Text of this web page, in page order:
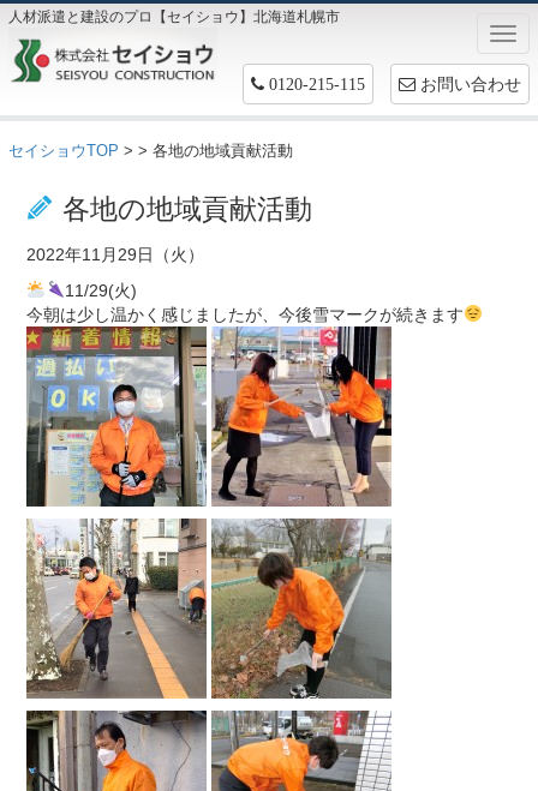
人材派遣と建設のプロ【セイショウ】北海道札幌市
0120-215-115 お問い合わせ
セイショウTOP > > 各地の地域貢献活動
各地の地域貢献活動
2022年11月29日（火）
11/29(火)
今朝は少し温かく感じましたが、今後雪マークが続きます